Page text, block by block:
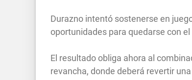
Durazno intentó sostenerse en
oportunidades para quedarse con
El resultado obliga ahora al
revancha, donde deberá revertir